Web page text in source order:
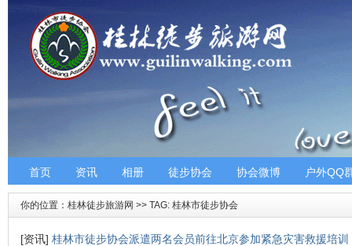
首页 资讯 相册 徒步协会 协会微博 户外QQ
你的位置： 桂林徒步旅游网 >> TAG: 桂林市徒步协会
[资讯] 桂林市徒步协会派遣两名会员前往北京参加紧急灾害救援培训